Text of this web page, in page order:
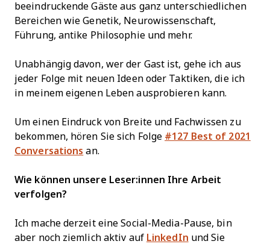
beeindruckende Gäste aus ganz unterschiedlichen
Bereichen wie Genetik, Neurowissenschaft,
Führung, antike Philosophie und mehr.
Unabhängig davon, wer der Gast ist, gehe ich aus
jeder Folge mit neuen Ideen oder Taktiken, die ich
in meinem eigenen Leben ausprobieren kann.
Um einen Eindruck von Breite und Fachwissen zu
bekommen, hören Sie sich Folge #127 Best of 2021
Conversations an.
Wie können unsere Leser:innen Ihre Arbeit
verfolgen?
Ich mache derzeit eine Social-Media-Pause, bin
aber noch ziemlich aktiv auf LinkedIn und Sie